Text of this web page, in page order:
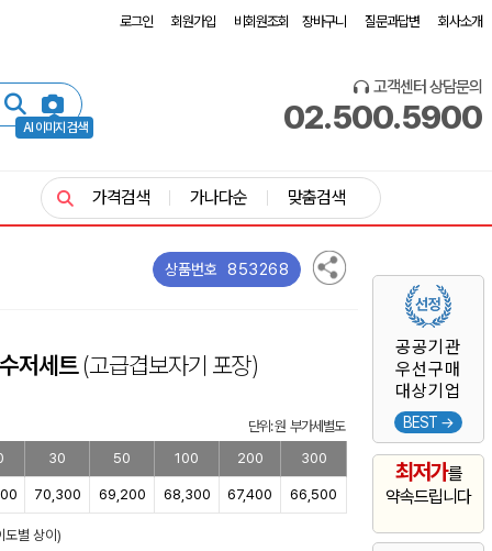
로그인 회원가입 비회원조회 장바구니 질문과답변 회사소개
AI 이미지 검색
고객센터 상담문의
02.500.5900
공공기관
우선구매
대상기업
BEST →
최저가를
약속드립니다
가격검색 가나다순 맞춤검색
상품번호 853268
저세트(고급겹보자기 포장)
단위: 원 부가세별도
30 50 100 200 300
70,300 69,200 68,300 67,400 66,500
별 상이)